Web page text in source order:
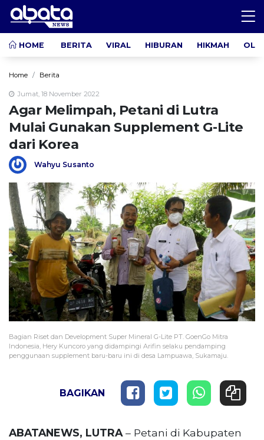
HOME BERITA VIRAL HIBURAN HIKMAH
Home Berita
Jumat, 18 November 2022
Agar Melimpah, Petani di Lutra
Mulai Gunakan Supplement G-Lite
dari Korea
Wahyu Susanto
Bagian Riset dan Development Super Mineral G-Lite PT. GoenGo Mitra
Indonesia, Hery Kuncoro yang didampingi Arifin selaku pendamping
penggunaan supplement baru-baru ini di desa Lampuawa, Sukamaju.
BAGIKAN
ABATANEWS, LUTRA – Petani di Kabupaten